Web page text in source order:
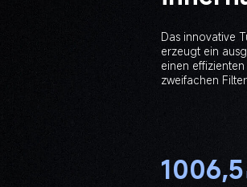
Das innovative
erzeugt ein
einen
1006,5